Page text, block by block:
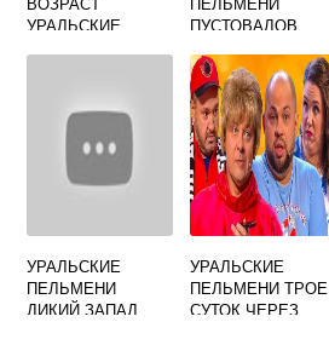
УРАЛЬСКИЕ
ПУСТОВАЛОВ
УРАЛЬСКИЕ
ПЕЛЬМЕНИ
ДИКИЙ ЗАПАД
УРАЛЬСКИЕ
ПЕЛЬМЕНИ ТРОЕ
СУТОК ЧЕРЕЗ